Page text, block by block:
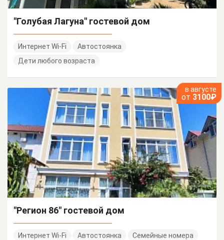
"Голубая Лагуна" гостевой дом
Интернет Wi-Fi
Автостоянка
Дети любого возраста
в августе
от 3100₽
"Регион 86" гостевой дом
Интернет Wi-Fi Автостоянка Семейные номера